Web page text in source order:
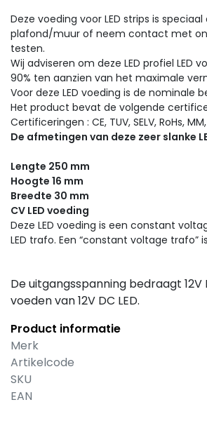
Deze voeding voor LED strips is
plafond/muur of neem contact met
testen.
Wij adviseren om deze LED profiel
90% ten aanzien van het maximale
Voor deze LED voeding is de nominale
Het product bevat de volgende
Certificeringen : CE, TUV, SELV, RoHs, MM,
De afmetingen van deze zeer slanke
Lengte 250 mm
Hoogte 16 mm
Breedte 30 mm
CV LED voeding
Deze LED voeding is een constant
LED trafo. Een “constant voltage
De uitgangsspanning bedraagt
voeden van 12V DC LED.
Product informatie
Merk
Artikelcode
SKU
EAN